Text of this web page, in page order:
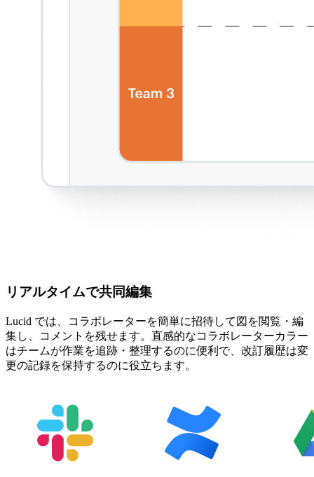
リアルタイムで共同編集
Lucid では、コラボレーターを簡単に招待して図を閲覧・編
集し、コメントを残せます。直感的なコラボレーターカラー
はチームが作業を追跡・整理するのに便利で、改訂履歴は変
更の記録を保持するのに役立ちます。